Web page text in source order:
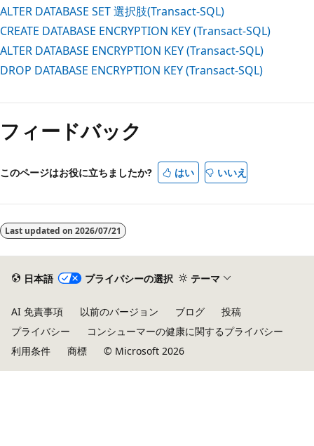
ALTER DATABASE SET 選択肢(Transact-SQL)
CREATE DATABASE ENCRYPTION KEY (Transact-SQL)
ALTER DATABASE ENCRYPTION KEY (Transact-SQL)
DROP DATABASE ENCRYPTION KEY (Transact-SQL)
フィードバック
このページはお役に立ちましたか? はい いいえ
Last updated on 2026/07/21
日本語 プライバシーの選択 テーマ
AI 免責事項 以前のバージョン ブログ
投稿
プライバシー
コンシューマーの健康に関するプライバシー
利用条件
商標 © Microsoft 2026